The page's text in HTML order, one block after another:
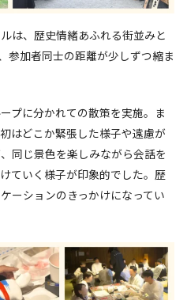
は、歴史情緒あふれる街並みと
参加者同士の距離が少しずつ縮ま
プに分かれての散策を実施。ま
はどこか緊張した様子や遠慮が
同じ景色を楽しみながら会話を
ていく様子が印象的でした。歴
ーションのきっかけになってい